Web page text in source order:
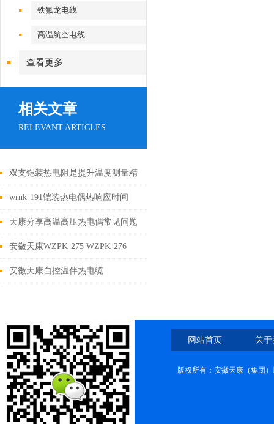
铁氟龙电线
高温航空电线
查看更多
相关文章
RELEVANT ARTICLES
双支铠装热电阻是提升温度测量精
确性的关键技术
wrnk-191铠装热电偶热响应时间
少，可减小动态误差
天康分享高温高压热电偶常见问题
及处理方法
安徽天康WZPK-275 WZPK-276
WZPK-366热电阻
安徽天康自控温伴热电缆
网站首页 关
版权所有：安徽天康（集团